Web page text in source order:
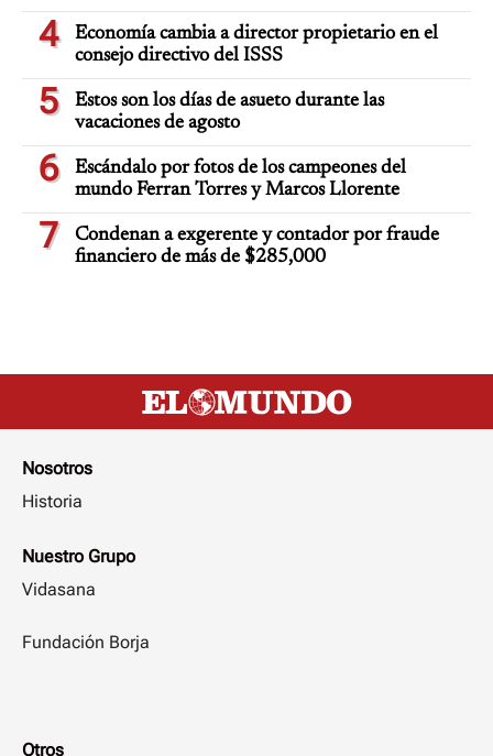
4
Economía cambia a director propietario en el
consejo directivo del ISSS
5
Estos son los días de asueto durante las
vacaciones de agosto
6
Escándalo por fotos de los campeones del
mundo Ferran Torres y Marcos Llorente
7
Condenan a exgerente y contador por fraude
financiero de más de $285,000
Nosotros
Historia
Nuestro Grupo
Vidasana
Fundación Borja
Otros